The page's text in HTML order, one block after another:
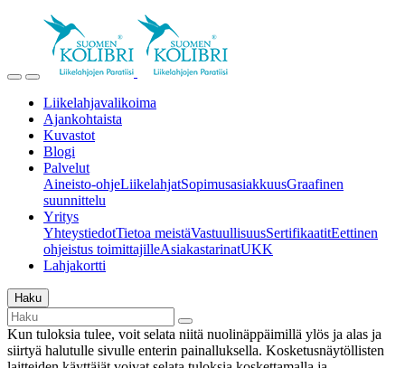
Liikelahjavalikoima
Ajankohtaista
Kuvastot
Blogi
Palvelut
Aineisto-ohjeLiikelahjatSopimusasiakkuusGraafinen
suunnittelu
Yritys
YhteystiedotTietoa meistäVastuullisuusSertifikaatitEettinen
ohjeistus toimittajilleAsiakastarinatUKK
Lahjakortti
Haku
Kun tuloksia tulee, voit selata niitä nuolinäppäimillä ylös ja alas ja
siirtyä halutulle sivulle enterin painalluksella. Kosketusnäytöllisten